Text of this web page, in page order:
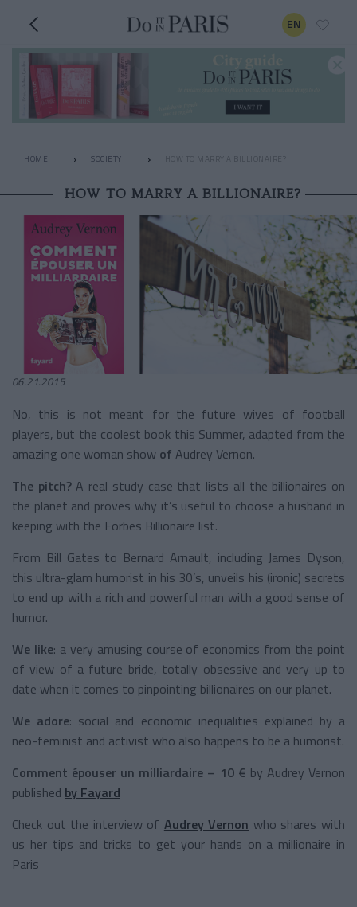
EN
HOME SOCIETY HOW TO MARRY A BILLIONAIRE?
HOW TO MARRY A BILLIONAIRE?
06.21.2015
No, this is not meant for the future wives of football
players, but the coolest book this Summer, adapted from the
amazing one woman show of Audrey Vernon.
The pitch?A real study case that lists all the billionaires on
the planet and proves why it’s useful to choose a husband in
keeping with the Forbes Billionaire list.
From Bill Gates to Bernard Arnault, including James Dyson,
this ultra-glam humorist in his 30’s, unveils his (ironic) secrets
to end up with a rich and powerful man with a good sense of
humor.
We like: a very amusing course of economics from the point
of view of a future bride, totally obsessive and very up to
date when it comes to pinpointing billionaires on our planet.
We adore: social and economic inequalities explained by a
neo-feminist and activist who also happens to be a humorist.
Comment épouser un milliardaire – 10 € by Audrey Vernon
published by Fayard
Check out the interview of Audrey Vernon who shares with
us her tips and tricks to get your hands on a millionaire in
Paris